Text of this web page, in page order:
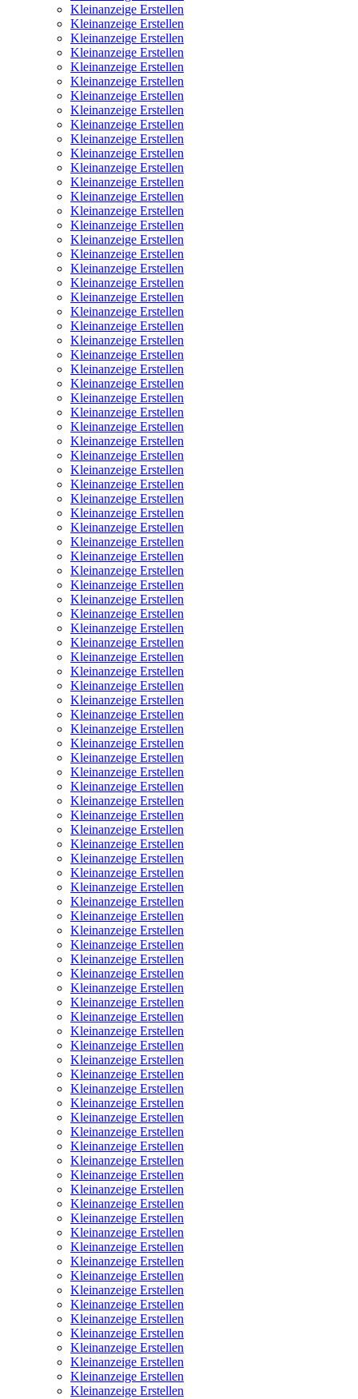
Kleinanzeige Erstellen
Kleinanzeige Erstellen
Kleinanzeige Erstellen
Kleinanzeige Erstellen
Kleinanzeige Erstellen
Kleinanzeige Erstellen
Kleinanzeige Erstellen
Kleinanzeige Erstellen
Kleinanzeige Erstellen
Kleinanzeige Erstellen
Kleinanzeige Erstellen
Kleinanzeige Erstellen
Kleinanzeige Erstellen
Kleinanzeige Erstellen
Kleinanzeige Erstellen
Kleinanzeige Erstellen
Kleinanzeige Erstellen
Kleinanzeige Erstellen
Kleinanzeige Erstellen
Kleinanzeige Erstellen
Kleinanzeige Erstellen
Kleinanzeige Erstellen
Kleinanzeige Erstellen
Kleinanzeige Erstellen
Kleinanzeige Erstellen
Kleinanzeige Erstellen
Kleinanzeige Erstellen
Kleinanzeige Erstellen
Kleinanzeige Erstellen
Kleinanzeige Erstellen
Kleinanzeige Erstellen
Kleinanzeige Erstellen
Kleinanzeige Erstellen
Kleinanzeige Erstellen
Kleinanzeige Erstellen
Kleinanzeige Erstellen
Kleinanzeige Erstellen
Kleinanzeige Erstellen
Kleinanzeige Erstellen
Kleinanzeige Erstellen
Kleinanzeige Erstellen
Kleinanzeige Erstellen
Kleinanzeige Erstellen
Kleinanzeige Erstellen
Kleinanzeige Erstellen
Kleinanzeige Erstellen
Kleinanzeige Erstellen
Kleinanzeige Erstellen
Kleinanzeige Erstellen
Kleinanzeige Erstellen
Kleinanzeige Erstellen
Kleinanzeige Erstellen
Kleinanzeige Erstellen
Kleinanzeige Erstellen
Kleinanzeige Erstellen
Kleinanzeige Erstellen
Kleinanzeige Erstellen
Kleinanzeige Erstellen
Kleinanzeige Erstellen
Kleinanzeige Erstellen
Kleinanzeige Erstellen
Kleinanzeige Erstellen
Kleinanzeige Erstellen
Kleinanzeige Erstellen
Kleinanzeige Erstellen
Kleinanzeige Erstellen
Kleinanzeige Erstellen
Kleinanzeige Erstellen
Kleinanzeige Erstellen
Kleinanzeige Erstellen
Kleinanzeige Erstellen
Kleinanzeige Erstellen
Kleinanzeige Erstellen
Kleinanzeige Erstellen
Kleinanzeige Erstellen
Kleinanzeige Erstellen
Kleinanzeige Erstellen
Kleinanzeige Erstellen
Kleinanzeige Erstellen
Kleinanzeige Erstellen
Kleinanzeige Erstellen
Kleinanzeige Erstellen
Kleinanzeige Erstellen
Kleinanzeige Erstellen
Kleinanzeige Erstellen
Kleinanzeige Erstellen
Kleinanzeige Erstellen
Kleinanzeige Erstellen
Kleinanzeige Erstellen
Kleinanzeige Erstellen
Kleinanzeige Erstellen
Kleinanzeige Erstellen
Kleinanzeige Erstellen
Kleinanzeige Erstellen
Kleinanzeige Erstellen
Kleinanzeige Erstellen
Kleinanzeige Erstellen